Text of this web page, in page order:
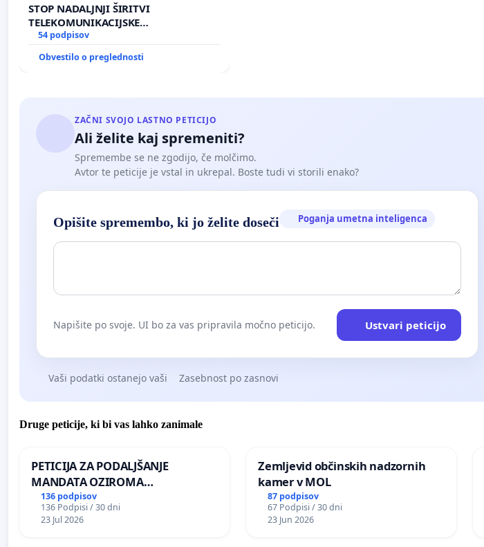
STOP NADALJNJI ŠIRITVI
TELEKOMUNIKACIJSKE
INFRASTRUKTURE IN DODATNIH
54 podpisov
Obvestilo o preglednosti
ZAČNI SVOJO LASTNO PETICIJO
Ali želite kaj spremeniti?
Spremembe se ne zgodijo, če molčimo.
Avtor te peticije je vstal in ukrepal. Boste tudi vi storili enako?
Opišite spremembo, ki jo želite doseči Poganja umetna inteligenca
Napišite po svoje. UI bo za vas pripravila močno peticijo. Ustvari peticijo
Vaši podatki ostanejo vaši Zasebnost po zasnovi
Druge peticije, ki bi vas lahko zanimale
PETICIJA ZA PODALJŠANJE
MANDATA OZIROMA
ČIMPREJŠNJO PONOVNO
NAPOTITEV GOSPODA BERNARDA
ŠRAJNERJA NA VELEPOSLANIŠTVO
136 podpisov
136 Podpisi / 30 dni
23 Jul 2026
Zemljevid občinskih nadzornih
kamer v MOL
87 podpisov
67 Podpisi / 30 dni
23 Jun 2026